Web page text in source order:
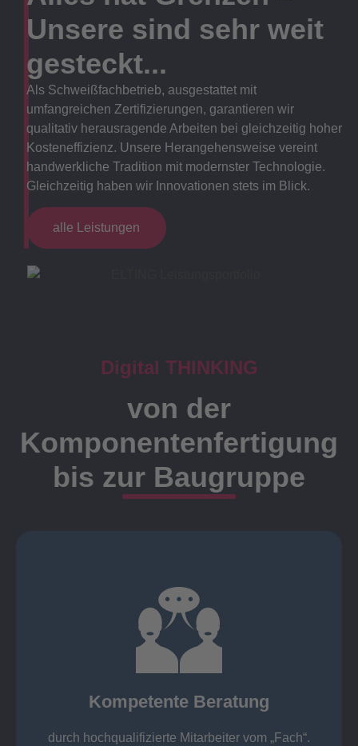
Unsere sind sehr weit
gesteckt...
Als Schweißfachbetrieb, ausgestattet mit
umfangreichen Zertifizierungen, garantieren wir
qualitativ herausragende Arbeiten bei gleichzeitig hoher
Kosteneffizienz. Unsere Herangehensweise vereint
handwerkliche Tradition mit modernster Technologie.
Gleichzeitig haben wir Innovationen stets im Blick.
alle Leistungen
Digital THINKING
von der
Komponentenfertigung
bis zur Baugruppe
Kompetente Beratung
durch hochqualifizierte Mitarbeiter vom „Fach“.
Kompetente Beratung durch
„Fach“.
findet die Kundenbetreuung ausschließlich durch
Meister, Techniker oder Ingenieure statt.
Ansprechpartner